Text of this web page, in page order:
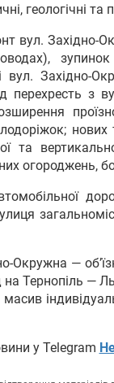
геологічні
вул. Західно-
зупинок
вул. Західно-
перехресть з
та
огороджень,
Окружна —
на Тернопіль —
у Telegram